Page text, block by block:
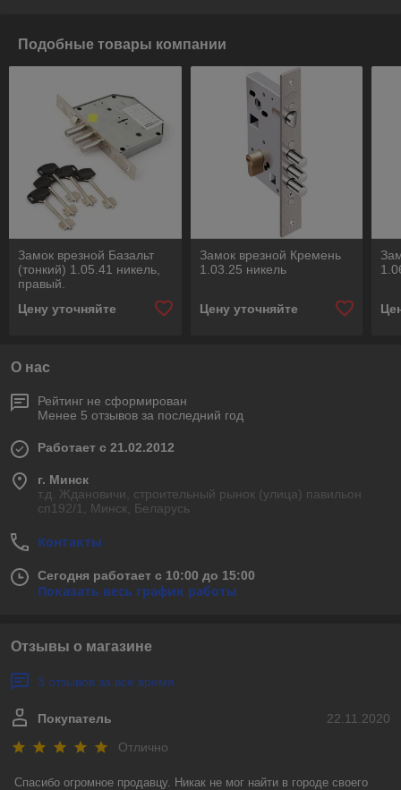
Подобные товары компании
Замок врезной Базальт
(тонкий) 1.05.41 никель,
правый.
Цену уточняйте
Замок врезной Кремень
1.03.25 никель
Цену уточняйте
О нас
Рейтинг не сформирован
Менее 5 отзывов за последний год
Работает с 21.02.2012
г. Минск
т.д. Ждановичи, строительный рынок (улица) павильон
сп192/1, Минск, Беларусь
Контакты
Сегодня работает с 10:00 до 15:00
Показать весь график работы
Отзывы о магазине
3 отзывов за всё время
22.11.2020
Покупатель
Отлично
Спасибо огромное продавцу. Никак не мог найти в городе своего